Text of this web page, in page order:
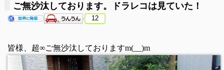
ご無沙汰しております。ドラレコは見ていた！
12
皆様、超∞ご無沙汰しておりますm(__)m